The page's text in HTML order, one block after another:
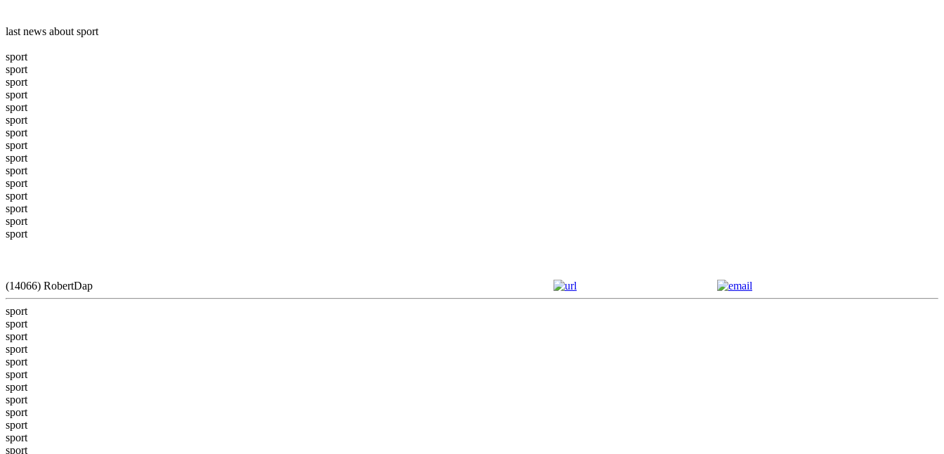
last news about sport
sport
sport
sport
sport
sport
sport
sport
sport
sport
sport
sport
sport
sport
sport
sport
(14066) RobertDap
sport
sport
sport
sport
sport
sport
sport
sport
sport
sport
sport
sport